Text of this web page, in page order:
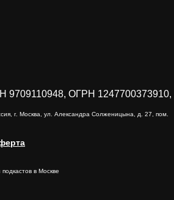
9709110948, ОГРН 1247700373910,
г. Москва, ул. Александра Солженицына, д. 27, пом.
в Москве